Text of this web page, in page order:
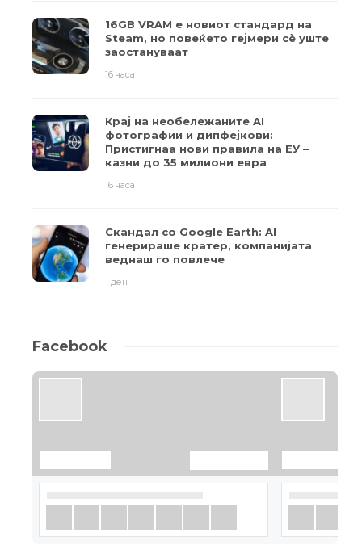
16GB VRAM е новиот стандард на
Steam, но повеќето гејмери ​​сè уште
заостануваат
16 часа
Крај на необележаните AI
фотографии и дипфејкови:
Пристигнаа нови правила на ЕУ –
казни до 35 милиони евра
16 часа
Скандал со Google Earth: AI
генерираше кратер, компанијата
веднаш го повлече
1 ден
Facebook